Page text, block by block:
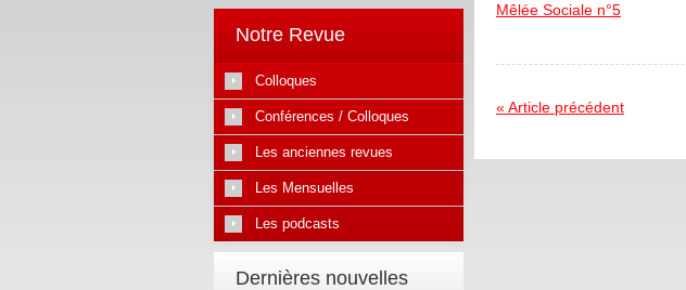
Mêlée Sociale n°5
« Article précédent
Notre Revue
Colloques
Conférences / Colloques
Les anciennes revues
Les Mensuelles
Les podcasts
Dernières nouvelles